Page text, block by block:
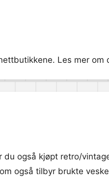
Les mer
også kjøpt retro/
også tilbyr brukte